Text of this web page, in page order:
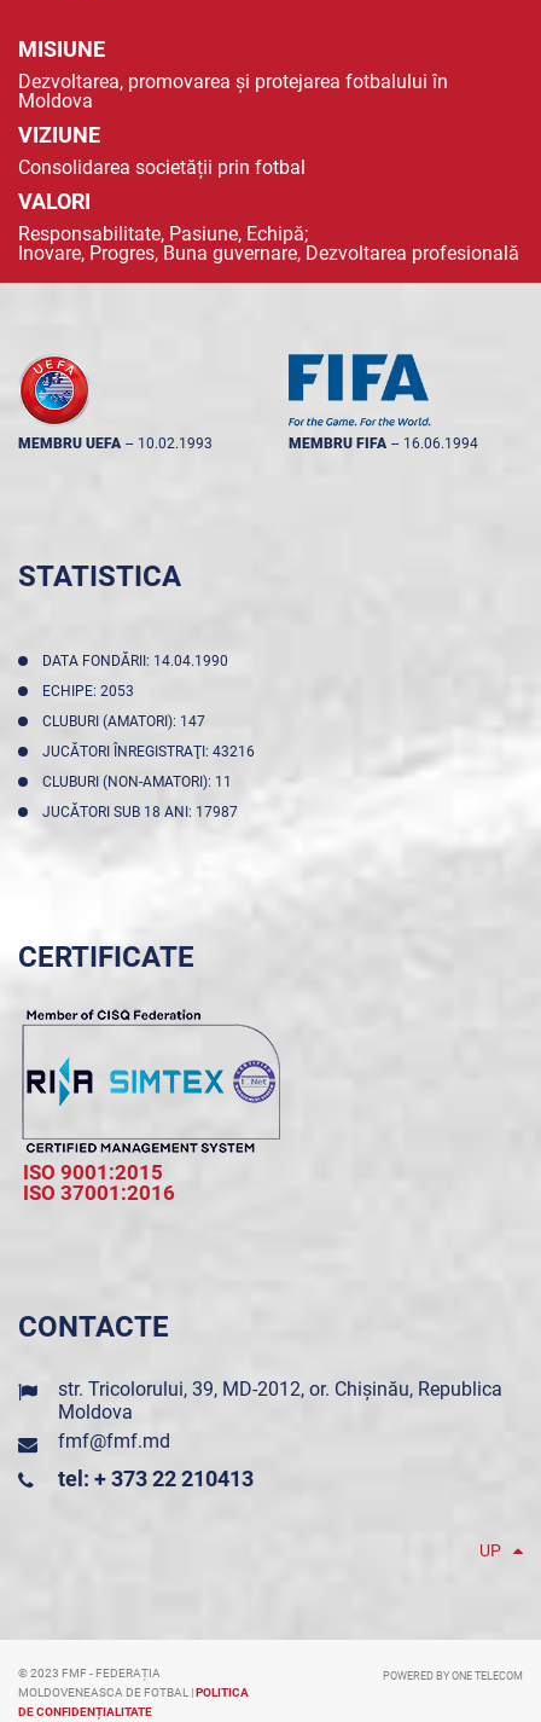
MISIUNE
Dezvoltarea, promovarea și protejarea fotbalului în
Moldova
VIZIUNE
Consolidarea societății prin fotbal
VALORI
Responsabilitate, Pasiune, Echipă;
Inovare, Progres, Buna guvernare, Dezvoltarea profesională
MEMBRU UEFA -- 10.02.1993 MEMBRU FIFA -- 16.06.1994
STATISTICA
DATA FONDĂRII: 14.04.1990
ECHIPE: 2053
CLUBURI (AMATORI): 147
JUCĂTORI ÎNREGISTRAŢI: 43216
CLUBURI (NON-AMATORI): 11
JUCĂTORI SUB 18 ANI: 17987
CERTIFICATE
ISO 9001:2015
ISO 37001:2016
CONTACTE
str. Tricolorului, 39, MD-2012, or. Chișinău, Republica
Moldova
fmf@fmf.md
tel: + 373 22 210413
UP
© 2023 FMF - FEDERAȚIA
MOLDOVENEASCA DE FOTBAL |POLITICA
DE CONFIDENȚIALITATE
POWERED BY ONE TELECOM